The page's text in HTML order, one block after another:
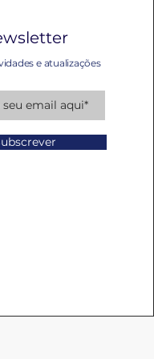
e atualizações